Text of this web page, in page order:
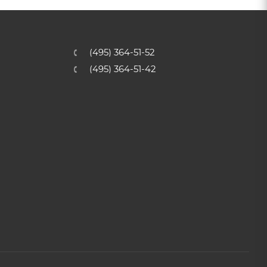
(495) 364-51-52
(495) 364-51-42